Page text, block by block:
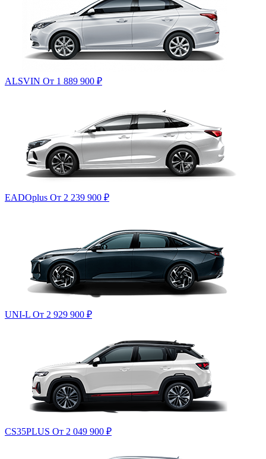
ALSVIN От 1 889 900 ₽
EADOplus От 2 239 900 ₽
UNI-L От 2 929 900 ₽
CS35PLUS От 2 049 900 ₽